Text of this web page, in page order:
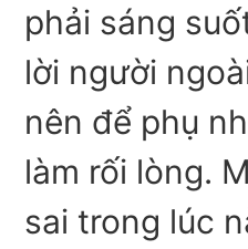
phải sáng
lời người
nên để phụ
làm rối lòng.
sai trong lúc